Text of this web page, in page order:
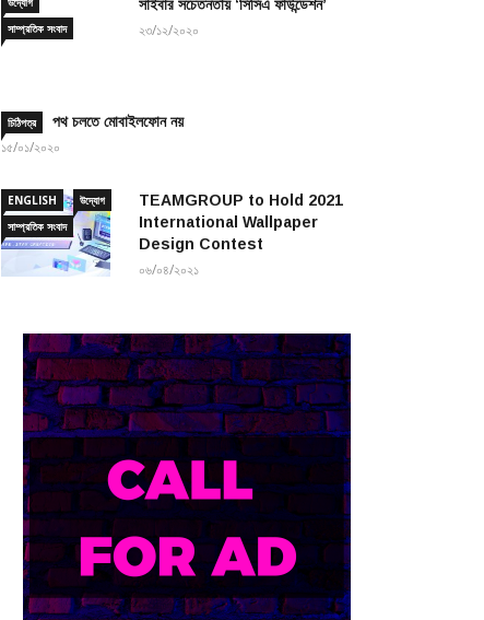
সাম্প্রতিক সংবাদ
সাইবার সচেতনতায় ‘সিসিএ ফাউন্ডেশন’
২৩/১২/২০২০
চিঠিপত্র পথ চলতে মোবাইলফোন নয়
১৫/০১/২০২০
ENGLISH
উদ্যোগ
সাম্প্রতিক সংবাদ
TEAMGROUP to Hold 2021
International Wallpaper
Design Contest
০৬/০৪/২০২১